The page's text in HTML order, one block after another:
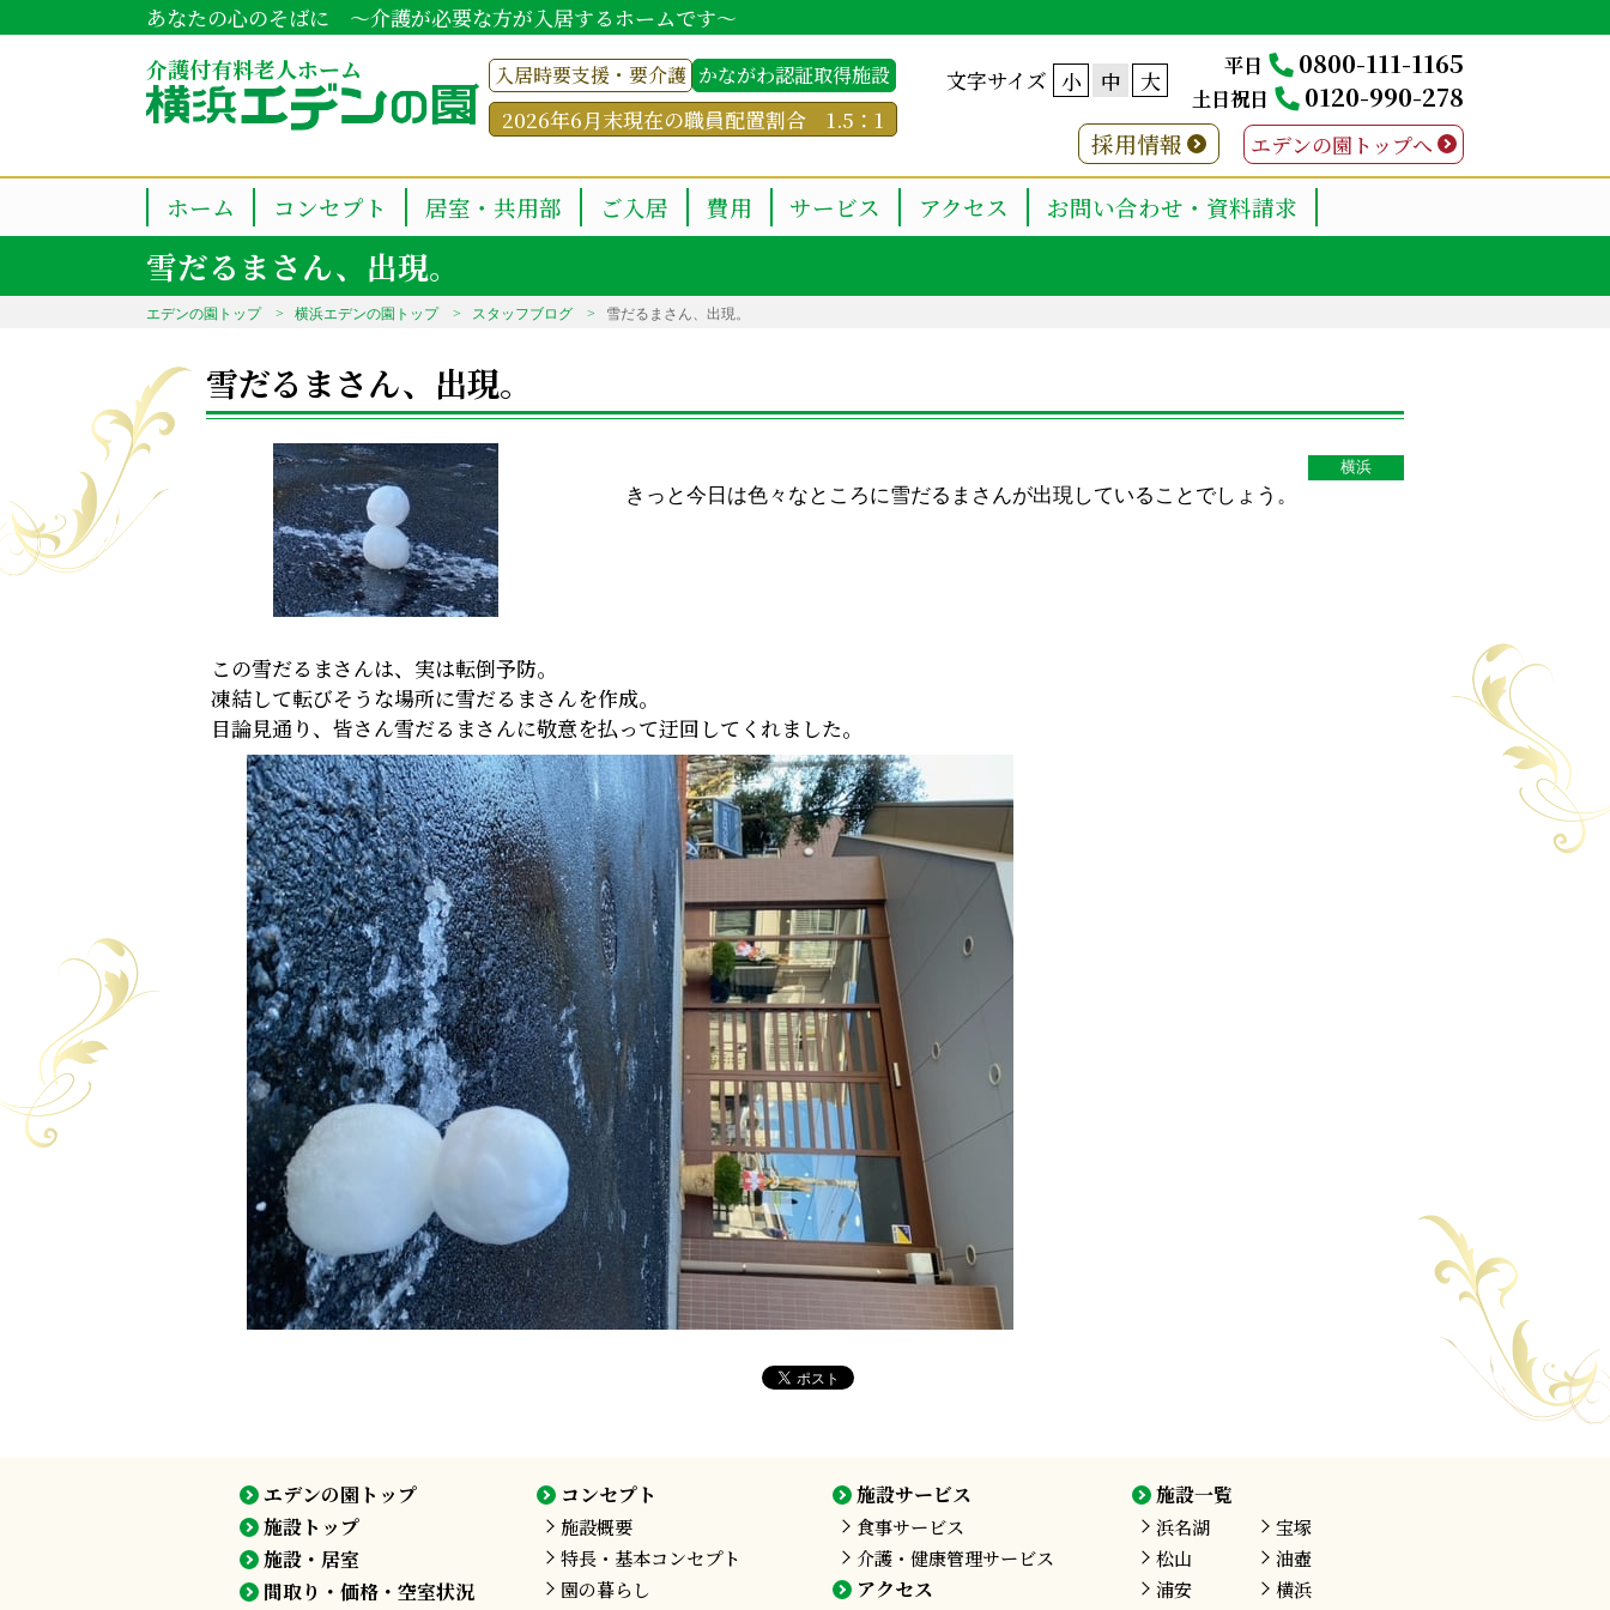
あなたの心のそばに ～介護が必要な方が入居するホームです～
介護付有料老人ホーム 入居時要支援・要介護 かながわ認証取得施設
2026年6月末現在の職員配置割合 1.5：1
文字サイズ 小 中 大
平日 0800-111-1165
土日祝日 0120-990-278
採用情報 エデンの園トップへ
ホーム コンセプト 居室・共用部 ご入居 費用 サービス アクセス お問い合わせ・資料請求
雪だるまさん、出現。
エデンの園トップ 横浜エデンの園トップ スタッフブログ 雪だるまさん、出現。
雪だるまさん、出現。
横浜
きっと今日は色々なところに雪だるまさんが出現していることでしょう。
この雪だるまさんは、実は転倒予防。
凍結して転びそうな場所に雪だるまさんを作成。
目論見通り、皆さん雪だるまさんに敬意を払って迂回してくれました。
エデンの園トップ
施設トップ
施設・居室
間取り・価格・空室状況
コンセプト
施設概要
特長・基本コンセプト
園の暮らし
施設サービス
食事サービス
介護・健康管理サービス
アクセス
施設一覧
浜名湖
宝塚
松山
油壺
浦安
横浜